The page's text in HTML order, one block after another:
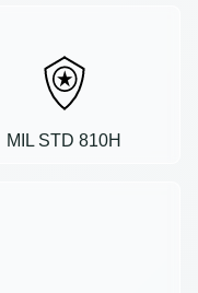
MIL STD 810H